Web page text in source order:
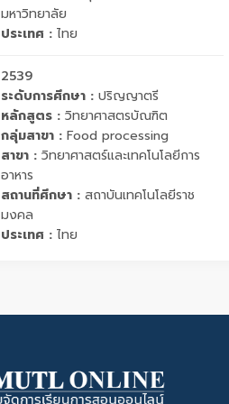
มหาวิทยาลัย
ประเทศ : ไทย
2539
ระดับการศึกษา : ปริญญาตรี
หลักสูตร : วิทยาศาสตรบัณฑิต
กลุ่มสาขา : Food processing
สาขา : วิทยาศาสตร์และเทคโนโลยีการ
อาหาร
สถานที่ศึกษา : สถาบันเทคโนโลยีราช
มงคล
ประเทศ : ไทย